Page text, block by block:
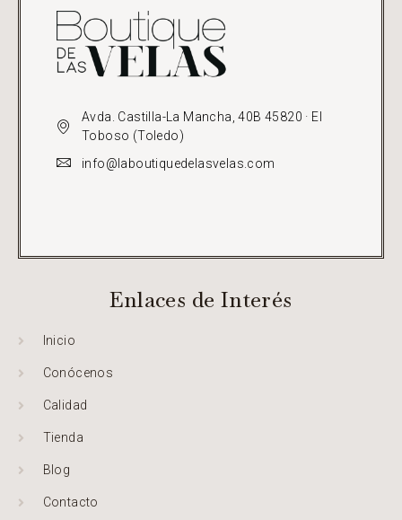
Avda. Castilla-La Mancha, 40B 45820 · El
Toboso (Toledo)
info@laboutiquedelasvelas.com
Enlaces de Interés
Inicio
Conócenos
Calidad
Tienda
Blog
Contacto